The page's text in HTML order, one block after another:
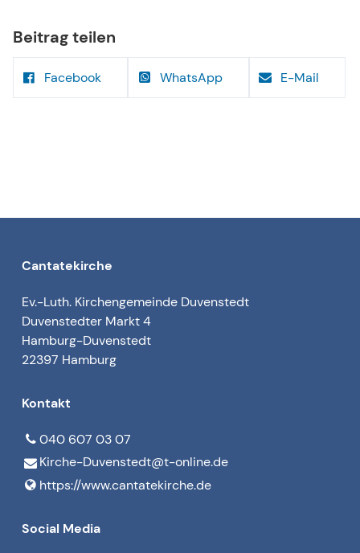
Beitrag teilen
Facebook WhatsApp E-Mail
Cantatekirche
Ev.-Luth. Kirchengemeinde Duvenstedt
Duvenstedter Markt 4
Hamburg-Duvenstedt
22397 Hamburg
Kontakt
040 607 03 07
Kirche-Duvenstedt@​t-online.​de
https://www.​cantatekirche.​de
Social Media